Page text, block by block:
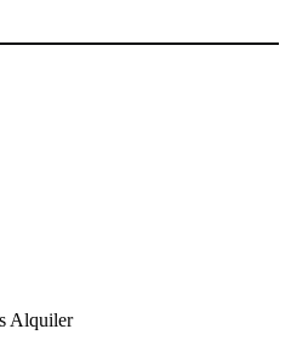
Alquiler